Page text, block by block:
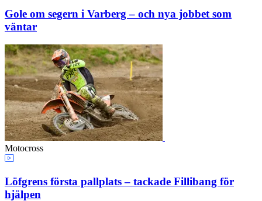
Gole om segern i Varberg – och nya jobbet som
väntar
Motocross
Löfgrens första pallplats – tackade Fillibang för
hjälpen